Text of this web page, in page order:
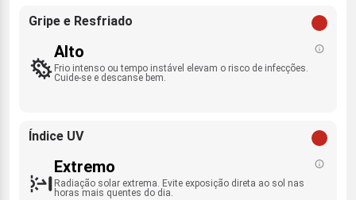
Gripe e Resfriado
Alto
Frio intenso ou tempo instável elevam o risco de infecções.
Cuide-se e descanse bem.
Índice UV
Extremo
Radiação solar extrema. Evite exposição direta ao sol nas
horas mais quentes do dia.